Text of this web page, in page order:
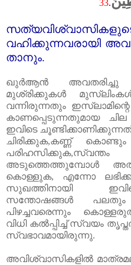
33.
വഹിക്കുന്നവരായി അവർ
താനും.
ഖുർആൻ അവതരിച്ചു
മുശ്‌രിക്കുകൾ
വന്നിരുന്നതും
കാണപ്പെടുന്നതുമായ
ഇവിടെ
ചിരിക്കുക,കണ്ണ്‌ കൊണ്ടും
പരിഹസിക്കുക,
അടുത്തെത്തുമ്പോൾ
കൊള്ളുക, എന്നോ
സുഖത്തിനായി
സന്തോഷങ്ങൾ പലതും
പിഴച്ചവരെന്നും
വിധി കൽപ്പിച്ച്‌ സ്വയം
സ്വഭാവമായിരുന്നു.
അവിശ്വാസികളിൽ